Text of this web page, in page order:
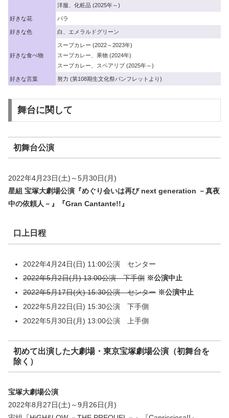
洋服、化粧品 (2025年～)
好きな花 バラ
好きな色 白、エメラルドグリーン
好きな食べ物
スープカレー (2022～2023年)
スープカレー、果物 (2024年)
スープカレー、スペアリブ (2025年～)
好きな言葉 努力 (第108期生文化祭パンフレットより)
舞台に関して
初舞台公演
2022年4月23日(土)～5月30日(月)
星組 宝塚大劇場公演『めぐり会いは再び next generation －真夜
中の依頼人－』『Gran Cantante!!』
口上日程
2022年4月24日(日) 11:00公演 センター
2022年5月2日(月) 13:00公演 下手側 ※公演中止
2022年5月17日(火) 15:30公演 センター ※公演中止
2022年5月22日(日) 15:30公演 下手側
2022年5月30日(月) 13:00公演 上手側
初めて出演した大劇場・東京宝塚劇場公演（初舞台を
除く）
宝塚大劇場公演
2022年8月27日(土)～9月26日(月)